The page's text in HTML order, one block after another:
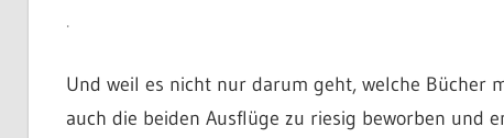
.
Und weil es nicht nur darum geht, welche Bücher
auch die beiden Ausflüge zu riesig beworben und